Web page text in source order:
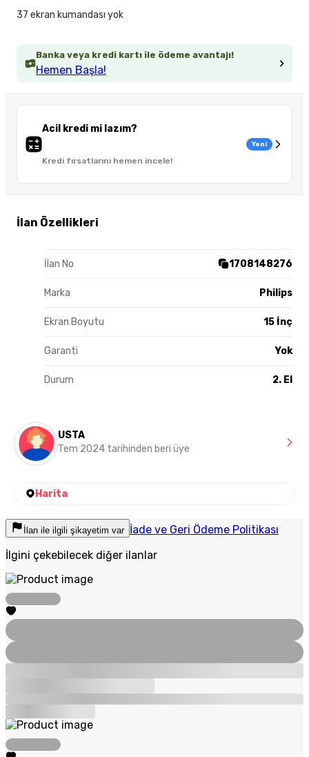
Banka veya kredi kartı ile ödeme avantajı!
Hemen Başla!
Acil kredi mi lazım?
Kredi fırsatlarını hemen incele!
Yeni
İlan Özellikleri
İlan No 1708148276
Marka Philips
Ekran Boyutu 15 İnç
Garanti Yok
Durum 2. El
37 ekran kumandası yok
USTA
Tem 2024 tarihinden beri üye
Harita
İlan ile ilgili şikayetim var İade ve Geri Ödeme Politikası
İlgini çekebilecek diğer ilanlar